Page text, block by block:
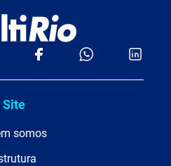
Site
somos